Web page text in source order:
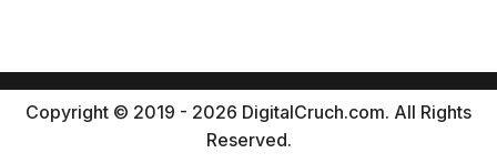
Copyright © 2019 - 2026 DigitalCruch.com. All Rights
Reserved.